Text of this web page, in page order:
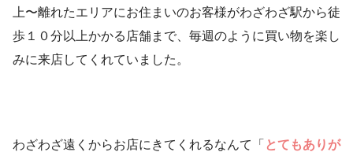
上〜離れたエリアにお住まいのお客様がわざわざ駅から徒
歩１０分以上かかる店舗まで、毎週のように買い物を楽し
みに来店してくれていました。
わざわざ遠くからお店にきてくれるなんて「 とてもありが